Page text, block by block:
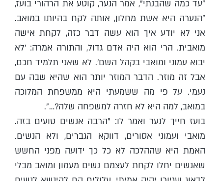
"עד כמה שהבנתי", אמר הנער, קוטע את הרהורי בועז,
"הנערה היא אשת מחלון, אותה לקח בהיותו במואב.
אני לא יודע איך הוא עשה דבר כזה, לקחת אישה
מואבית. הרי הוא היה אדם גדול, והתורה אמרה: 'לא
יבוא עמוני ומואבי בקהל השם'. לא שאני תלמיד חכם,
אבל זה מוזר. הדבר המוזר יותר הוא שהיא שבה עם
נעמי. על פי מה ששמעתי היא ממשפחת המלוכה
במואב, למה היא לא חזרה למשפחה שלה?…".
בועז חייך לנער ואמר לו: "הרבה אנשים טועים בזה.
מואבי ועמוני אסורים, דווקא הגברים, ולא הנשים.
האמת היא שההלכה לא כל כך ידועה מפני החשש
שאנשים יחלו לקחת לעצמם נשים מעמון ומואב מבלי